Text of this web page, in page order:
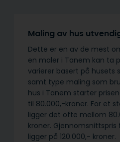
Maling av hus
Dette er en av de mest
en maler i Tanem kan ta
varierer basert på husets
samt type maling som
hus i Tanem starter
til 80.000,-kroner. For et
ligger det ofte mellom
kroner.
ligger på 120.000,- kroner.